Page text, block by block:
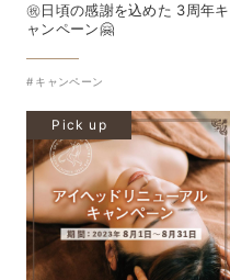
㊗️日頃の感謝を込めた 3周年キ
ャンペーン🤗
キャンペーン
Pick up